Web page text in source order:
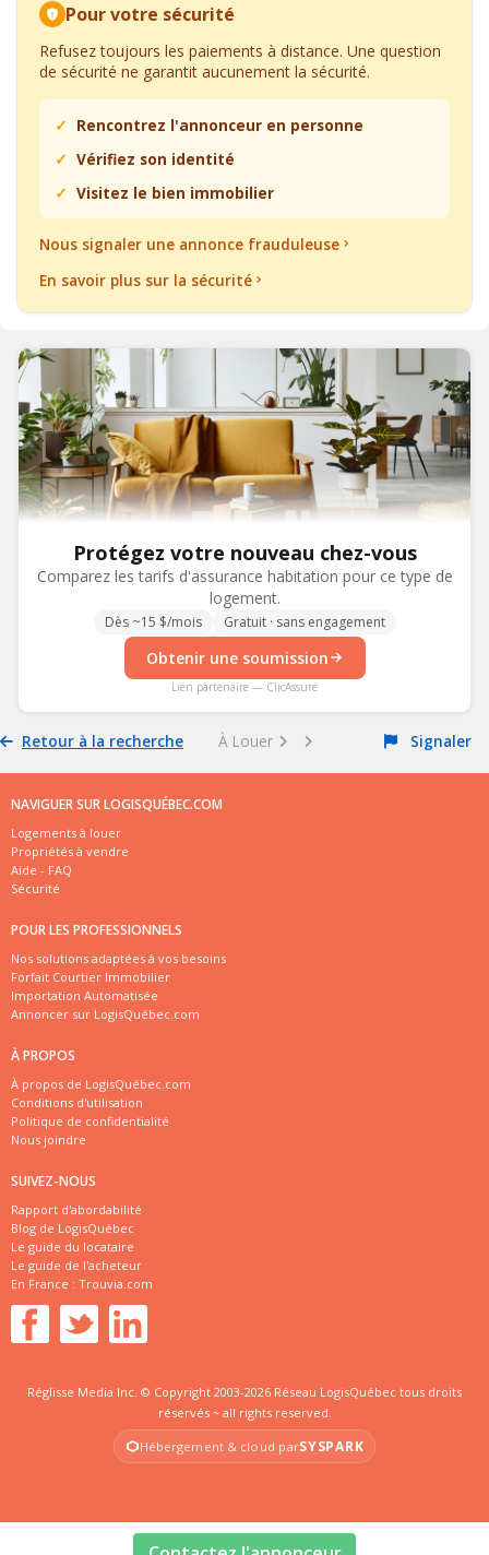
Pour votre sécurité
Refusez toujours les paiements à distance. Une question
de sécurité ne garantit aucunement la sécurité.
Rencontrez l'annonceur en personne
Vérifiez son identité
Visitez le bien immobilier
Nous signaler une annonce frauduleuse
En savoir plus sur la sécurité
Protégez votre nouveau chez-vous
Comparez les tarifs d'assurance habitation pour ce type de
logement.
Dès ~15 $/mois Gratuit · sans engagement
Obtenir une soumission
Lien partenaire — ClicAssure
Retour à la recherche À Louer Signaler
NAVIGUER SUR LOGISQUÉBEC.COM
Logements à louer
Propriétés à vendre
Aide - FAQ
Sécurité
POUR LES PROFESSIONNELS
Nos solutions adaptées à vos besoins
Forfait Courtier Immobilier
Importation Automatisée
Annoncer sur LogisQuébec.com
À PROPOS
À propos de LogisQuébec.com
Conditions d'utilisation
Politique de confidentialité
Nous joindre
SUIVEZ-NOUS
Rapport d'abordabilité
Blog de LogisQuébec
Le guide du locataire
Le guide de l'acheteur
En France : Trouvia.com
Réglisse Media Inc. © Copyright 2003-2026 Réseau LogisQuébec tous droits
réservés ~ all rights reserved.
Hébergement & cloud parSYSPARK